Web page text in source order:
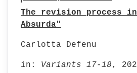
The revision process
Absurda"
Carlotta Defenu
in: Variants 17-18,